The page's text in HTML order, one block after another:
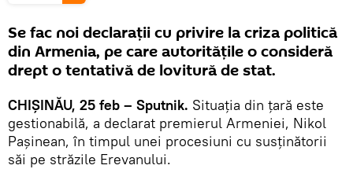
Se fac noi declarații cu privire la criza politică
din Armenia, pe care autoritățile o consideră
drept o tentativă de lovitură de stat.
CHIȘINĂU, 25 feb – Sputnik. Situația din țară este
gestionabilă, a declarat premierul Armeniei, Nikol
Pașinean, în timpul unei procesiuni cu susținătorii
săi pe străzile Erevanului.